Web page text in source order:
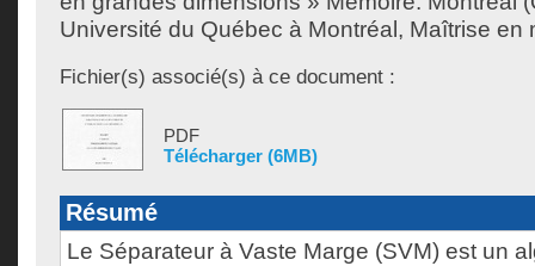
Université du Québec à Montréal, Maîtrise en
Fichier(s) associé(s) à ce document :
PDF
Télécharger (6MB)
Résumé
Le Séparateur à Vaste Marge (SVM) est un